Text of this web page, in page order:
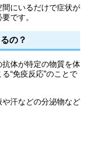
にいるだけで症状が
です。
の？
体が特定の物質を体
“免疫反応”のことで
汗などの分泌物など